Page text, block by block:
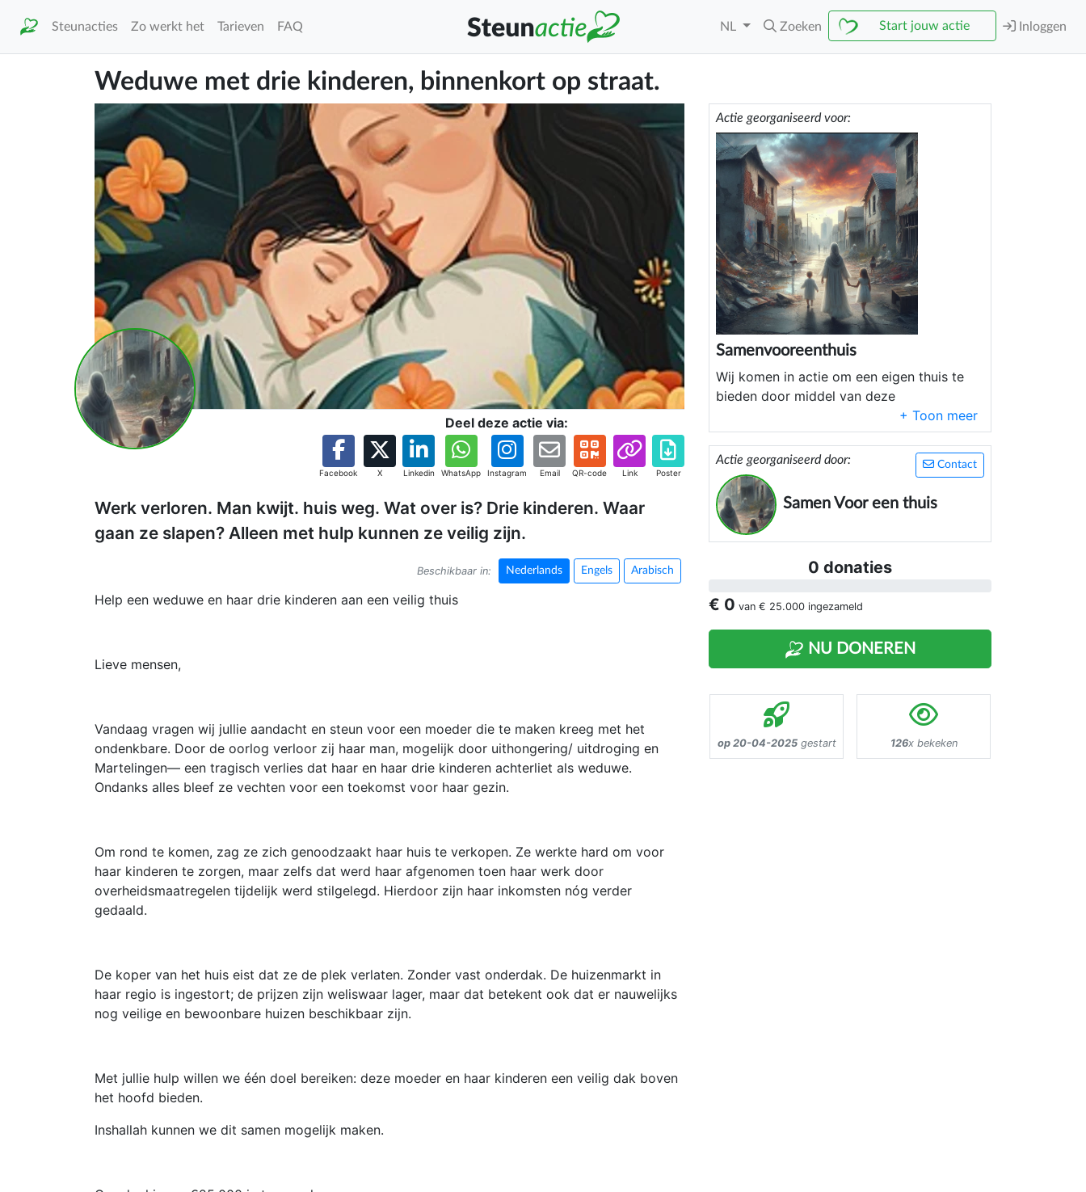
Steunacties Zo werkt het Tarieven FAQ NL Zoeken Start jouw actie Inloggen
Weduwe met drie kinderen, binnenkort op straat.
Deel deze actie via:
Facebook X Linkedin WhatsApp Instagram Email QR-code Link Poster
Werk verloren. Man kwijt. huis weg. Wat over is? Drie kinderen. Waar
gaan ze slapen? Alleen met hulp kunnen ze veilig zijn.
Beschikbaar in: Nederlands Engels Arabisch
Help een weduwe en haar drie kinderen aan een veilig thuis
Lieve mensen,
Vandaag vragen wij jullie aandacht en steun voor een moeder die te maken kreeg met het
ondenkbare. Door de oorlog verloor zij haar man, mogelijk door uithongering/ uitdroging en
Martelingen— een tragisch verlies dat haar en haar drie kinderen achterliet als weduwe.
Ondanks alles bleef ze vechten voor een toekomst voor haar gezin.
Om rond te komen, zag ze zich genoodzaakt haar huis te verkopen. Ze werkte hard om voor
haar kinderen te zorgen, maar zelfs dat werd haar afgenomen toen haar werk door
overheidsmaatregelen tijdelijk werd stilgelegd. Hierdoor zijn haar inkomsten nóg verder
gedaald.
De koper van het huis eist dat ze de plek verlaten. Zonder vast onderdak. De huizenmarkt in
haar regio is ingestort; de prijzen zijn weliswaar lager, maar dat betekent ook dat er nauwelijks
nog veilige en bewoonbare huizen beschikbaar zijn.
Met jullie hulp willen we één doel bereiken: deze moeder en haar kinderen een veilig dak boven
het hoofd bieden.
Inshallah kunnen we dit samen mogelijk maken.
Actie georganiseerd voor:
Samenvooreenthuis
Wij komen in actie om een eigen thuis te
bieden door middel van deze
Contact
Actie georganiseerd door:
Samen Voor een thuis
0 donaties
€ 0 van € 25.000 ingezameld
NU DONEREN
op 20-04-2025gestart 126x bekeken